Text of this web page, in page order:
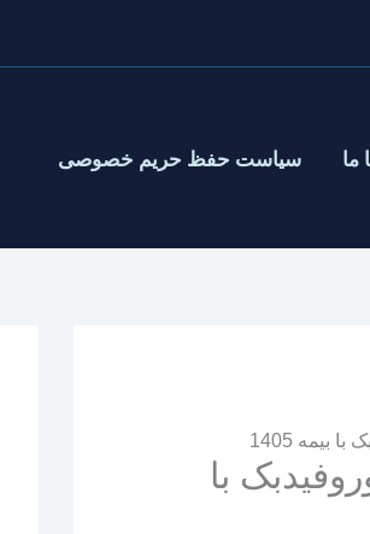
ما سیاست حفظ حریم خصوصی
1405
با